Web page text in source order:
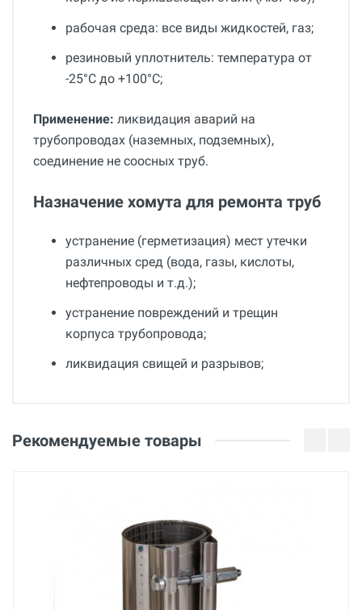
рабочая среда: все виды жидкостей, газ;
резиновый уплотнитель: температура от
-25°С до +100°С;
Применение: ликвидация аварий на
трубопроводах (наземных, подземных),
соединение не соосных труб.
Назначение хомута для ремонта труб
устранение (герметизация) мест утечки
различных сред (вода, газы, кислоты,
нефтепроводы и т.д.);
устранение повреждений и трещин
корпуса трубопровода;
ликвидация свищей и разрывов;
36 месяцев
Оценка
Рекомендуемые товары